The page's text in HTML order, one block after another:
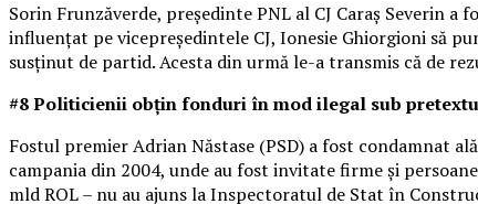
Sorin Frunzăverde, președinte PNL al CJ Caraș Severin
influențat pe vicepreședintele CJ, Ionesie Ghiorgioni să
susținut de partid. Acesta din urmă le-a transmis că de
#8 Politicienii obțin fonduri în mod ilegal sub
Fostul premier Adrian Năstase (PSD) a fost condamnat
campania din 2004, unde au fost invitate firme și
mld ROL – nu au ajuns la Inspectoratul de Stat în